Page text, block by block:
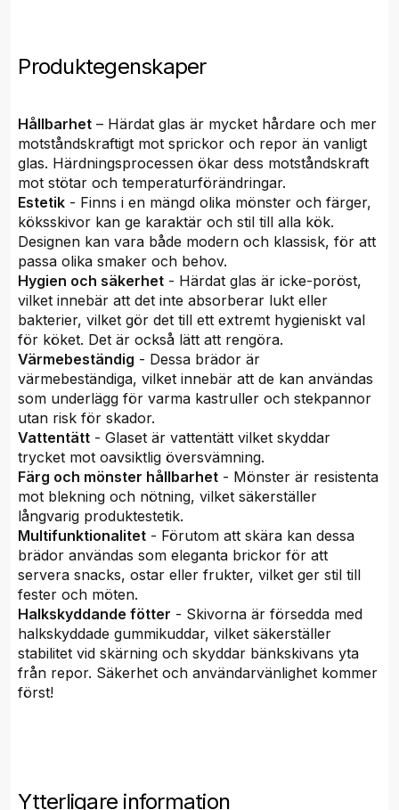
Produktegenskaper
Hållbarhet – Härdat glas är mycket hårdare och mer
motståndskraftigt mot sprickor och repor än vanligt
glas. Härdningsprocessen ökar dess motståndskraft
mot stötar och temperaturförändringar.
Estetik - Finns i en mängd olika mönster och färger,
köksskivor kan ge karaktär och stil till alla kök.
Designen kan vara både modern och klassisk, för att
passa olika smaker och behov.
Hygien och säkerhet - Härdat glas är icke-poröst,
vilket innebär att det inte absorberar lukt eller
bakterier, vilket gör det till ett extremt hygieniskt val
för köket. Det är också lätt att rengöra.
Värmebeständig - Dessa brädor är
värmebeständiga, vilket innebär att de kan användas
som underlägg för varma kastruller och stekpannor
utan risk för skador.
Vattentätt - Glaset är vattentätt vilket skyddar
trycket mot oavsiktlig översvämning.
Färg och mönster hållbarhet - Mönster är resistenta
mot blekning och nötning, vilket säkerställer
långvarig produktestetik.
Multifunktionalitet - Förutom att skära kan dessa
brädor användas som eleganta brickor för att
servera snacks, ostar eller frukter, vilket ger stil till
fester och möten.
Halkskyddande fötter - Skivorna är försedda med
halkskyddade gummikuddar, vilket säkerställer
stabilitet vid skärning och skyddar bänkskivans yta
från repor. Säkerhet och användarvänlighet kommer
först!
Ytterligare information